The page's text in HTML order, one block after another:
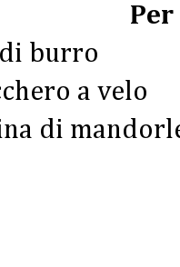
burro
a velo
di